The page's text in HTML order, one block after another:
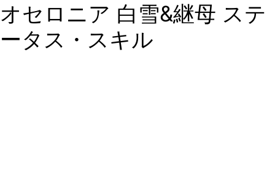
オセロニア 白雪&継母 ステ
ータス・スキル